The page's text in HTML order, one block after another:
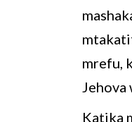
mrefu,
Jehova
Katika